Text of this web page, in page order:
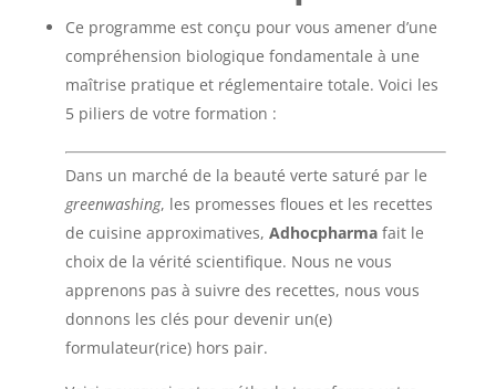
Ce programme est conçu pour vous amener d’une
compréhension biologique fondamentale à une
maîtrise pratique et réglementaire totale. Voici les
5 piliers de votre formation :
Dans un marché de la beauté verte saturé par le
greenwashing, les promesses floues et les recettes
de cuisine approximatives, Adhocpharmafait le
choix de la vérité scientifique. Nous ne vous
apprenons pas à suivre des recettes, nous vous
donnons les clés pour devenir un(e)
formulateur(rice) hors pair.